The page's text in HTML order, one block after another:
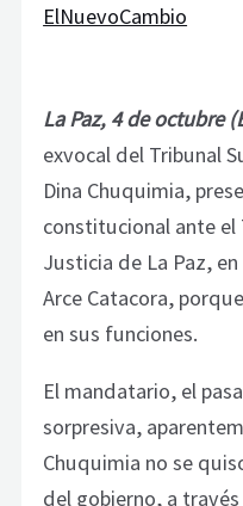
ElNuevoCambio
La Paz, 4 de octubre
exvocal del Tribunal
Dina Chuquimia,
constitucional ante
Justicia de La Paz,
Arce Catacora,
en sus funciones.
El mandatario, el
sorpresiva,
Chuquimia no se
del gobierno, a